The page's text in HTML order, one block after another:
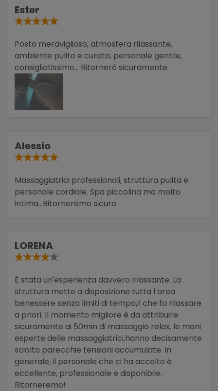
Ester
Posto meraviglioso, atmosfera rilassante,
ambiente pulito e curato, personale gentile,
consigliatissimo... Ritorneró sicuramente
Alessio
Massaggiatrici professionali, struttura pulita e
personale cordiale. Spa piccolina ma molto
intima...Ritorneremo sicuro
LORENA
È stata un'esperienza davvero rilassante. La
struttura mette a disposizione tutta l area
benessere senza limiti di tempo,il che fa rilassare
a priori. Il momento migliore è da attribuire
sicuramente ai 50min di massaggio relax, le mani
esperte delle massaggiatrici,hanno decisamente
sciolto parecchie tensioni accumulate. In
generale, il personale che ci ha accolto è
eccellente, professionale e disponibile.
Ritorneremo!